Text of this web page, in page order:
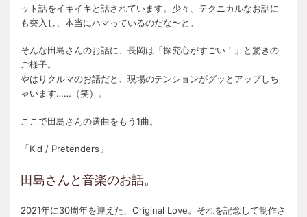
ット話をイキイキと話されています。少々、テクニカルなお話に
も突入し、本当にハマっているのだな〜と。
そんな田島さんのお話に、長岡は「探究心がすごい！」と驚きの
ご様子。
やはりクルマのお話だと、現場のテンションがグッとアップしち
ゃいます……（笑）。
ここで田島さんの選曲をもう1曲。
「Kid / Pretenders」
田島さんと音楽のお話。
2021年に30周年を迎えた、Original Love。それを記念して制作さ